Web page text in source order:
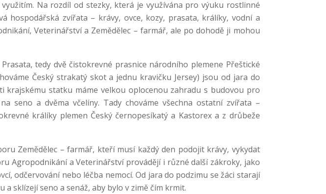
Na rozdíl od stezky, která je využívána pro výuku rostlinné
hospodářská zvířata – krávy, ovce, kozy, prasata, králíky, vodní a
Veterinářství a Zemědělec – farmář, ale po dohodě ji mohou
tedy dvě čistokrevné prasnice národního plemene Přeštické
Český strakatý skot a jednu kravičku Jersey) jsou od jara do
krajskému statku máme velkou oplocenou zahradu s budovou pro
seno a dvěma včelíny. Tady chováme všechna ostatní zvířata –
králíky plemen Český černopesíkatý a Kastorex a z drůbeže
Zemědělec – farmář, kteří musí každý den podojit krávy, vykydat
Agropodnikání a Veterinářství provádějí i různé další zákroky, jako
odčervování nebo léčba nemocí. Od jara do podzimu se žáci starají
sklízejí seno a senáž, aby bylo v zimě čím krmit.